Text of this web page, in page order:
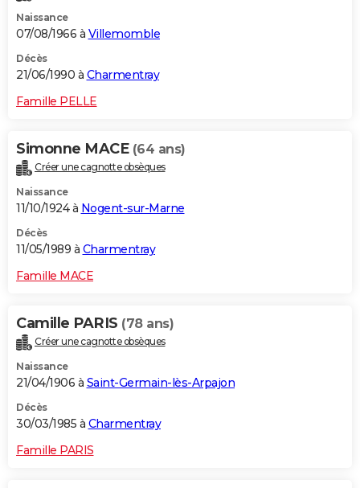
Naissance
07/08/1966 à Villemomble
Décès
21/06/1990 à Charmentray
Famille PELLE
Simonne MACE (64 ans)
Créer une cagnotte obsèques
Naissance
11/10/1924 à Nogent-sur-Marne
Décès
11/05/1989 à Charmentray
Famille MACE
Camille PARIS (78 ans)
Créer une cagnotte obsèques
Naissance
21/04/1906 à Saint-Germain-lès-Arpajon
Décès
30/03/1985 à Charmentray
Famille PARIS